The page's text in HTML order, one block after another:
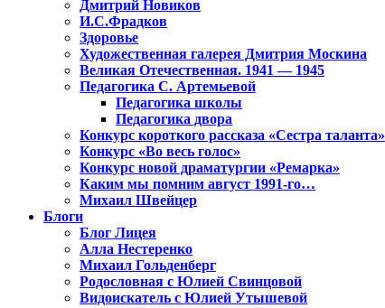
Дмитрий Новиков
И.С.Фрадков
Здоровье
Художественная галерея Дмитрия Москина
Великая Отечественная. 1941 — 1945
Педагогика С. Артемьевой
Педагогика школы
Педагогика двора
Конкурс короткого рассказа «Сестра таланта»
Конкурс «Во весь голос»
Конкурс новой драматургии «Ремарка»
Каким мы помним август 1991-го…
Михаил Швейцер
Блоги
Блог Лицея
Алла Нестеренко
Михаил Гольденберг
Родословная с Юлией Свинцовой
Видоискатель с Юлией Утышевой